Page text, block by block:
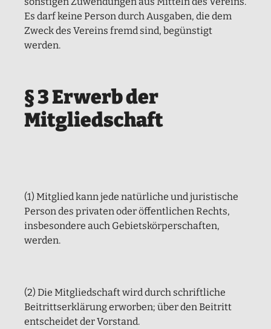
Es darf keine Person durch Ausgaben, die dem
Zweck des Vereins fremd sind, begünstigt
werden.
§ 3 Erwerb der
Mitgliedschaft
(1) Mitglied kann jede natürliche und juristische
Person des privaten oder öffentlichen Rechts,
insbesondere auch Gebietskörperschaften,
werden.
(2) Die Mitgliedschaft wird durch schriftliche
Beitrittserklärung erworben; über den Beitritt
entscheidet der Vorstand.